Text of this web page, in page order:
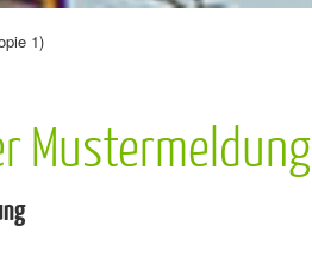
1)
Mustermeldung